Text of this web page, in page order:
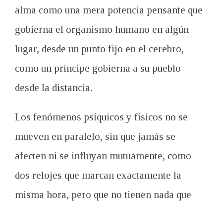
alma como una mera potencia pensante que
gobierna el organismo humano en algún
lugar, desde un punto fijo en el cerebro,
como un príncipe gobierna a su pueblo
desde la distancia.
Los fenómenos psíquicos y físicos no se
mueven en paralelo, sin que jamás se
afecten ni se influyan mutuamente, como
dos relojes que marcan exactamente la
misma hora, pero que no tienen nada que